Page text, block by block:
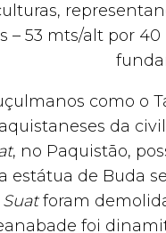
– 53 mts/alt por
como o
da
, no Paquistão,
estátua de Buda
Suatforam
foi